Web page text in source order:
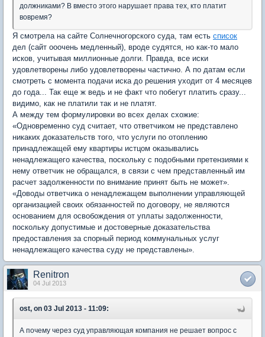
должниками? В вместо этого нарушает права тех, кто платит
вовремя?
Я смотрела на сайте Солнечногорского суда, там есть список
дел (сайт ооочень медленный), вроде судятся, но как-то мало
исков, учитывая миллионные долги. Правда, все иски
удовлетворены либо удовлетворены частично. А по датам если
смотреть с момента подачи иска до решения уходит от 4 месяцев
до года... Так еще ж ведь и не факт что побегут платить сразу...
видимо, как не платили так и не платят.
А между тем формулировки во всех делах схожие:
«Одновременно суд считает, что ответчиком не представлено
никаких доказательств того, что услуги по отоплению
принадлежащей ему квартиры истцом оказывались
ненадлежащего качества, поскольку с подобными претензиями к
нему ответчик не обращался, в связи с чем представленный им
расчет задолженности по внимание принят быть не может».
«Доводы ответчика о ненадлежащем выполнении управляющей
организацией своих обязанностей по договору, не являются
основанием для освобождения от уплаты задолженности,
поскольку допустимые и достоверные доказательства
предоставления за спорный период коммунальных услуг
ненадлежащего качества суду не представлены».
Renitron
04 Jul 2013
ost, on 03 Jul 2013 - 11:09:
А почему через суд управляющая компания не решает вопрос с